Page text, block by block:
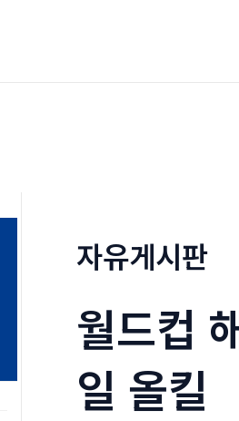
자유게시판
월드컵
일 올킬